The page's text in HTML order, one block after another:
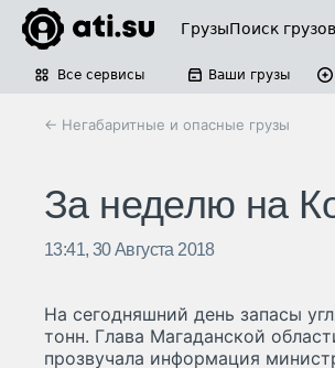
ГрузыПоиск грузов
Все сервисы Ваши грузы
← Негабаритные и опасные грузы
За неделю на
13:41, 30 Августа 2018
На сегодняшний день запасы
тонн. Глава Магаданской
прозвучала информация